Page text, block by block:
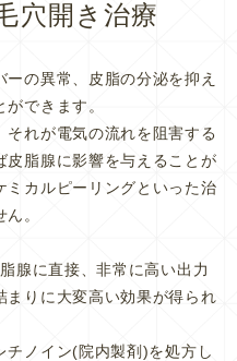
穴開き治療
の異常、皮脂の分泌を抑え
できます。
それが電気の流れを阻害する
皮脂腺に影響を与えることが
ミカルピーリングといった治
。
腺に直接、非常に高い出力
まりに大変高い効果が得られ
チノイン(院内製剤)を処方し